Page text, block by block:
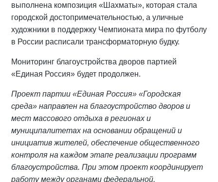
выполнена композиция «Шахматы», которая стала
городской достопримечательностью, а уличные
художники в поддержку Чемпионата мира по футболу
в России расписали трансформаторную будку.
Мониторинг благоустройства дворов партией
«Единая Россия» будет продолжен.
Проект партии «Единая Россия» «Городская
среда» направлен на благоустройство дворов и
мест массового отдыха в регионах и
муниципалитетах на основании обращений и
инициатив жителей, обеспечение общественного
контроля на каждом этапе реализации программ
благоустройства. При этом проект координирует
работу между органами федеральной,